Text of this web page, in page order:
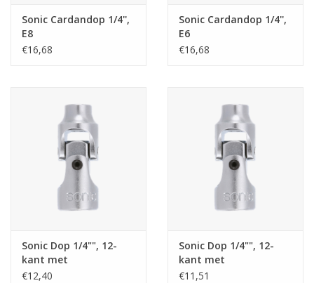
Sonic Cardandop 1/4'',
E8
€16,68
Sonic Cardandop 1/4'',
E6
€16,68
Sonic Dop 1/4"", 12-
kant met
cardangewricht 9/32""
€12,40
Sonic Dop 1/4"", 12-
kant met
cardangewricht 3/8""
€11,51